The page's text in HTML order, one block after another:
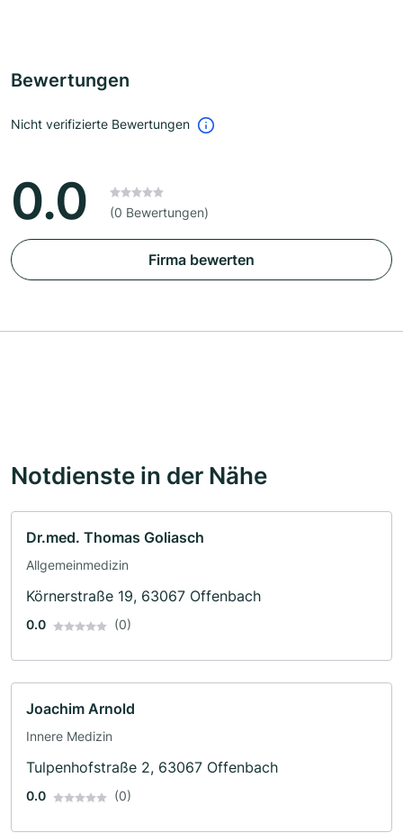
Bewertungen
Nicht verifizierte Bewertungen
0.0 (0 Bewertungen)
Firma bewerten
Notdienste in der Nähe
Dr.med. Thomas Goliasch
Allgemeinmedizin
Körnerstraße 19, 63067 Offenbach
0.0 (0)
Joachim Arnold
Innere Medizin
Tulpenhofstraße 2, 63067 Offenbach
0.0 (0)